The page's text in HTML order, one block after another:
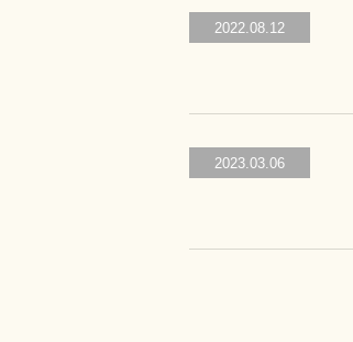
2022.08.12
2023.03.06